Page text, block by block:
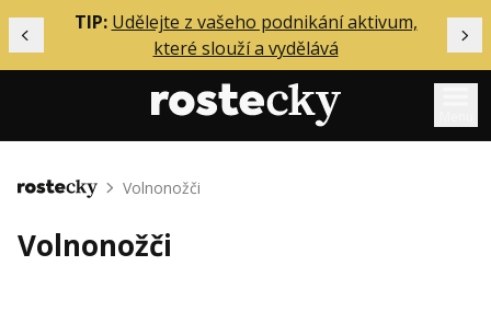
Předchozí
TIP: Udělejte z vašeho podnikání aktivum,
které slouží a vydělává
Mentoring
Solo
Domů Volnonožči
Volnonožči